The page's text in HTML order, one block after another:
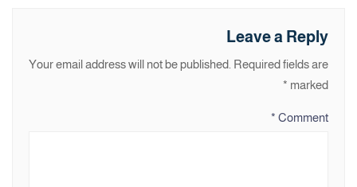
Leave a Reply
Your email address will not be published. Required fields are
marked
*
Comment
*